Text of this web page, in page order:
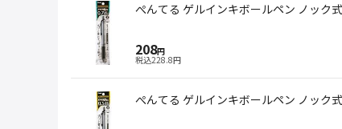
ぺんてる ゲルインキボールペン ノック
208円
税込228.8円
ぺんてる ゲルインキボールペン ノック